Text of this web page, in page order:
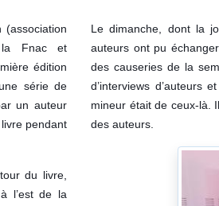
(association
la Fnac et
édition
série de
un auteur
pendant
du livre,
l’est de la
Le dimanche, dont la
auteurs ont pu
des causeries de la
d’interviews d’auteurs
mineur était de ceux-là.
des auteurs.